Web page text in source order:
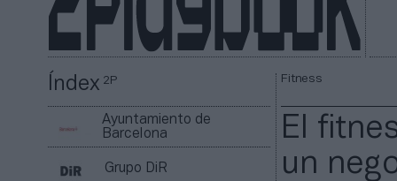
Índex2P
Ayuntamiento de
Barcelona
Grupo DiR
Fitness
El
un